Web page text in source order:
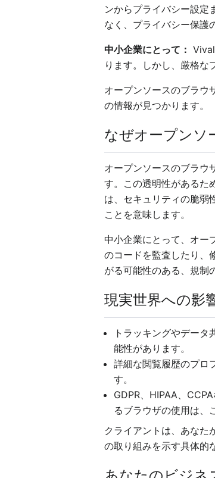
ンからプライバシー設定
なく、プライバシー保護
中小企業にとって：
ります。しかし、厳格な
オープンソースのブラウ
の情報が見つかります。
なぜオープンソ
オープンソースのブラウ
す。この透明性があるた
は、セキュリティの脆弱
ことを意味します。
中小企業にとって、オー
のコードを監査したり、
がる可能性のある、規制
現実世界への影
トラッキングやデー
能性があります。
詳細な閲覧履歴のプロ
す。
GDPR、HIPAA、
るブラウザの使用は、
クライアントは、あなた
の取り組みを示す具体的